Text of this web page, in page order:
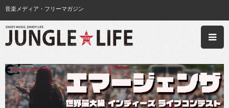
音楽メディア・フリーマガジン